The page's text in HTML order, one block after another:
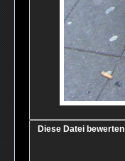
Diese Datei bewerten